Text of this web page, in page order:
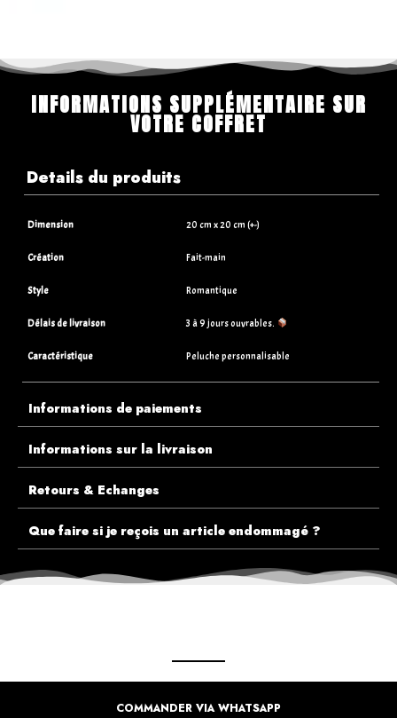
INFORMATIONS SUPPLÉMENTAIRE SUR
VOTRE COFFRET
Details du produits
Dimension 20 cm x 20 cm (+-)
Création Fait-main
Style Romantique
Délais de livraison 3 à 9 jours ouvrables.
Caractéristique Peluche personnalisable
Informations de paiements
Informations sur la livraison
Retours & Echanges
Que faire si je reçois un article endommagé ?
ECOUTEZ PLUTÔT NOS CLIENTS AVANT DE FAIRE VOTRE CHOIX
COMMANDER VIA WHATSAPP